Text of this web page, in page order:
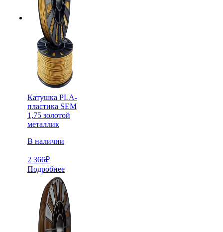
Катушка PLA-
пластика SEM
1,75 золотой
металлик
В наличии
2 366₽
Подробнее